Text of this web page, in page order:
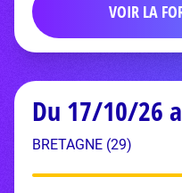
VOIR LA
Du 17/10/26
BRETAGNE (29)